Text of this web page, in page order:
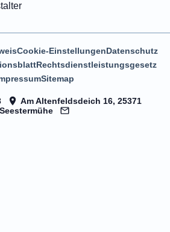
Cookie-EinstellungenDatenschutz
Rechtsdienstleistungsgesetz
Sitemap
Am Altenfeldsdeich 16, 25371
Seestermühe